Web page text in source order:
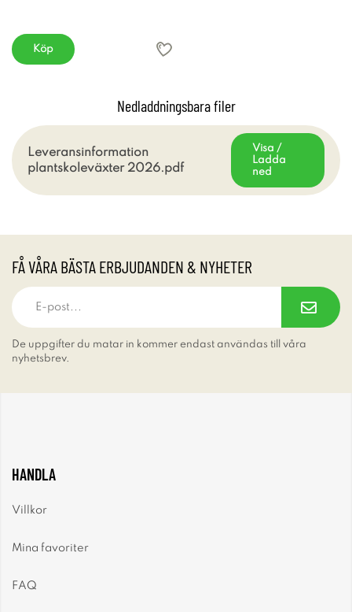
Köp
Nedladdningsbara filer
Leveransinformation
plantskoleväxter 2026.pdf
Visa /
Ladda
ned
FÅ VÅRA BÄSTA ERBJUDANDEN & NYHETER
De uppgifter du matar in kommer endast användas till våra
nyhetsbrev.
HANDLA
Villkor
Mina favoriter
FAQ